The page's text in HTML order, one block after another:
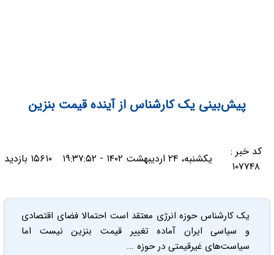
پیش‌بینی یک کارشناس از آینده قیمت بنزین
کد خبر :
۱۰۷۷۴۸
یکشنبه، ۲۴ اردیبهشت ۱۴۰۲ - ۱۹:۳۷:۵۲ ۱۵۶۱۰ بازدید
یک کارشناس حوزه انرژی معتقد است احتمالا فضای اقتصادی
و سیاسی ایران آماده تغییر قیمت بنزین نیست اما
سیاست‌های غیرقیمتی در حوزه ...